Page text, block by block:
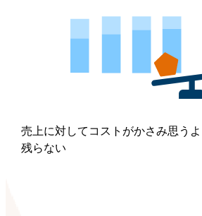
売上に対してコストがかさみ思う
残らない